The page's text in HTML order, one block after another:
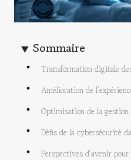
Sommaire
Transformation digitale
Amélioration de
Optimisation de la gestion
Défis de la cybersécurité
Perspectives d’avenir